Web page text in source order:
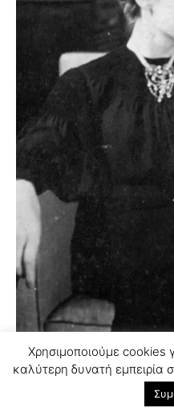
The True Story of
Χρησιμοποιούμε cookies
καλύτερη δυνατή εμπειρία